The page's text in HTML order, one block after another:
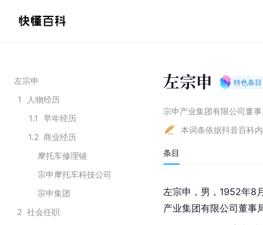
左宗申
1
人物经历
1.1
早年经历
1.2 商业经历
摩托车修理铺
宗申摩托车科技公司
宗申集团
2 社会任职
左宗申 特色条目
宗申产业集团有限公司董
本词条依据抖音百科
条目
左宗申，男，1952年8
产业集团有限公司董事